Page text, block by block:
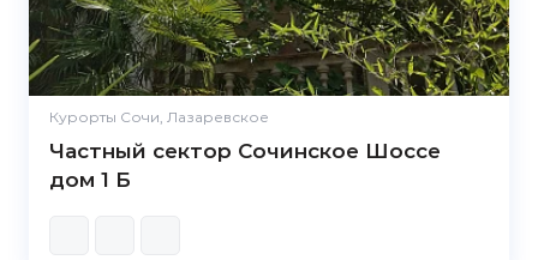
Курорты Сочи, Лазаревское
Частный сектор Сочинское Шоссе
дом 1 Б